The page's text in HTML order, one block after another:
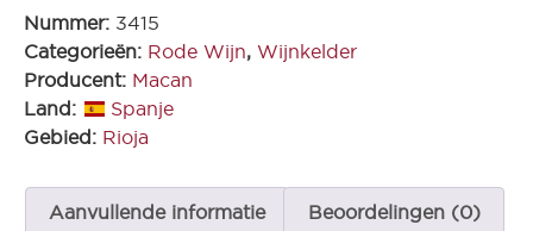
Nummer: 3415
Categorieën: Rode Wijn, Wijnkelder
Producent: Macan
Land:
Spanje
Gebied: Rioja
Aanvullende informatie Beoordelingen (0)